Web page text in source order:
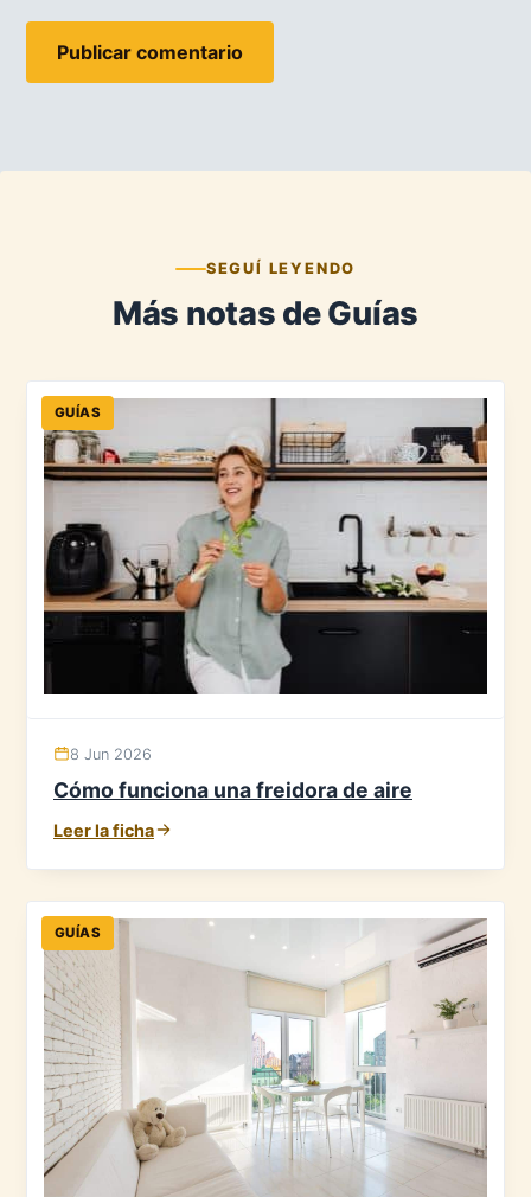
SEGUÍ LEYENDO
Más notas de Guías
GUÍAS
8 Jun 2026
Cómo funciona una freidora de aire
Leer la ficha
GUÍAS